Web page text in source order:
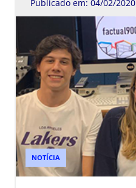
Publicado em: 04/02/2020
NOTÍCIA